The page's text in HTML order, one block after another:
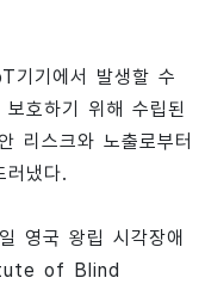
기기에서 발생할 수
호하기 위해 수립된
리스크와 노출로부터
냈다.
영국 왕립 시각장애
of Blind